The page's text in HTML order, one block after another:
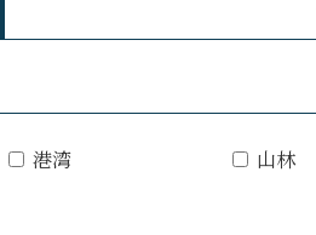
港湾 山林